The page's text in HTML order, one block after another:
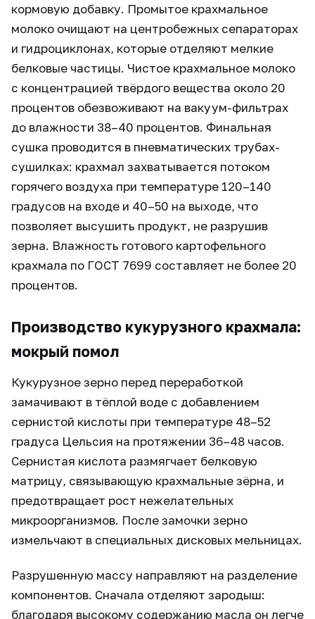
кормовую добавку. Промытое крахмальное
молоко очищают на центробежных сепараторах
и гидроциклонах, которые отделяют мелкие
белковые частицы. Чистое крахмальное молоко
с концентрацией твёрдого вещества около 20
процентов обезвоживают на вакуум-фильтрах
до влажности 38–40 процентов. Финальная
сушка проводится в пневматических трубах-
сушилках: крахмал захватывается потоком
горячего воздуха при температуре 120–140
градусов на входе и 40–50 на выходе, что
позволяет высушить продукт, не разрушив
зерна. Влажность готового картофельного
крахмала по ГОСТ 7699 составляет не более 20
процентов.
Производство кукурузного крахмала:
мокрый помол
Кукурузное зерно перед переработкой
замачивают в тёплой воде с добавлением
сернистой кислоты при температуре 48–52
градуса Цельсия на протяжении 36–48 часов.
Сернистая кислота размягчает белковую
матрицу, связывающую крахмальные зёрна, и
предотвращает рост нежелательных
микроорганизмов. После замочки зерно
измельчают в специальных дисковых мельницах.
Разрушенную массу направляют на разделение
компонентов. Сначала отделяют зародыш:
благодаря высокому содержанию масла он легче